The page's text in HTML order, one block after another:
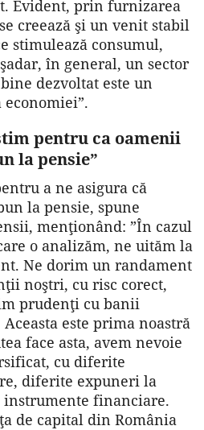
Evident, prin furnizarea
creează şi un venit stabil
stimulează consumul,
în general, un sector
dezvoltat este un
pentru ca oamenii
la pensie”
a ne asigura că
la pensie, spune
menţionând: ”În cazul
o analizăm, ne uităm la
Ne dorim un randament
noştri, cu risc corect,
prudenţi cu banii
este prima noastră
face asta, avem nevoie
cu diferite
diferite expuneri la
instrumente financiare.
de capital din România